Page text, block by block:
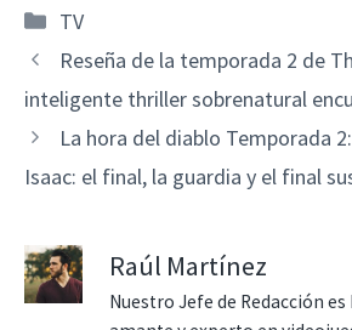
Categorías
TV
Reseña de la temporada 2 de
inteligente thriller sobrenatural
La hora del diablo Temporada
Isaac: el final, la guardia y el final
Raúl Martínez
Nuestro Jefe de Redacción es